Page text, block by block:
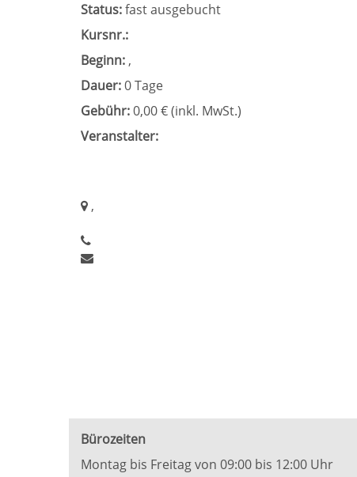
Status:fast ausgebucht
Kursnr.:
Beginn: ,
Dauer:0 Tage
Gebühr:0,00 € (inkl. MwSt.)
Veranstalter:
,
Bürozeiten
Montag bis Freitag von 09:00 bis 12:00 Uhr